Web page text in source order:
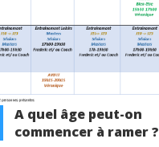
A quel âge peut-on
commencer à ramer ?